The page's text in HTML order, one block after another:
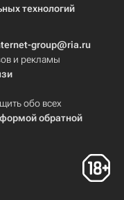
технологий
group@ria.ru
и рекламы
обо всех
формой обратной